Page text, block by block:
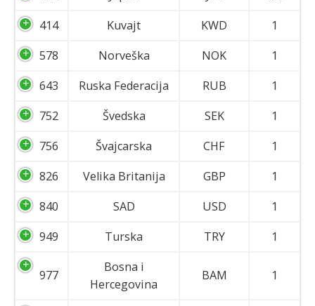
414
Kuvajt KWD
1
578
Norveška NOK
1
643
Ruska Federacija RUB
1
752
Švedska SEK
1
756
Švajcarska CHF
1
826
Velika Britanija GBP
1
840
SAD USD
1
949
Turska TRY 1
977
Bosna i
Hercegovina
BAM 1